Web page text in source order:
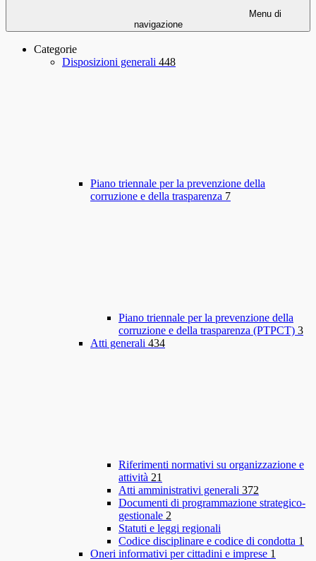
Menu di
navigazione
Categorie
Disposizioni generali 448
Piano triennale per la prevenzione della
corruzione e della trasparenza 7
Piano triennale per la prevenzione della
corruzione e della trasparenza (PTPCT) 3
Atti generali 434
Riferimenti normativi su organizzazione e
attività 21
Atti amministrativi generali 372
Documenti di programmazione strategico-
gestionale 2
Statuti e leggi regionali
Codice disciplinare e codice di condotta 1
Oneri informativi per cittadini e imprese 1